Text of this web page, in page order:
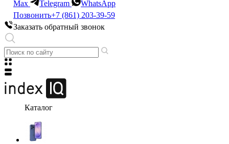
Max Telegram
WhatsApp
Позвонить+7 (861) 203-39-59
Заказать обратный звонок
Каталог